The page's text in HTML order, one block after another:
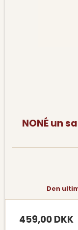
NONÉ un
Den
459,00 DKK